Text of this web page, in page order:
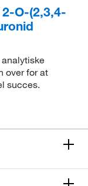
O-(2,3,4-
over for at
succes.